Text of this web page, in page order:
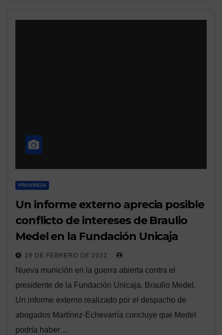
PROVINCIA
Un informe externo aprecia posible
conflicto de intereses de Braulio
Medel en la Fundación Unicaja
28 DE FEBRERO DE 2022
Nueva munición en la guerra abierta contra el
presidente de la Fundación Unicaja, Braulio Medel.
Un informe externo realizado por el despacho de
abogados Martínez-Echevarría concluye que Medel
podría haber…